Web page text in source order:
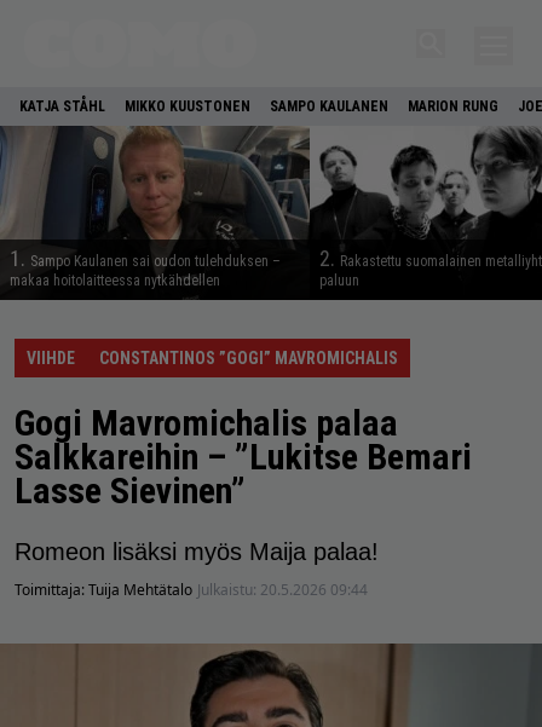
KATJA STÅHL MIKKO KUUSTONEN SAMPO KAULANEN MARION RUNG
1. Sampo Kaulanen sai oudon tulehduksen –
makaa hoitolaitteessa nytkähdellen
2. Rakastettu suomalainen
paluun
VIIHDE CONSTANTINOS ”GOGI” MAVROMICHALIS
Gogi Mavromichalis palaa
Salkkareihin – ”Lukitse Bemari
Lasse Sievinen”
Romeon lisäksi myös Maija palaa!
Toimittaja:Tuija Mehtätalo Julkaistu: 20.5.2026 09:44